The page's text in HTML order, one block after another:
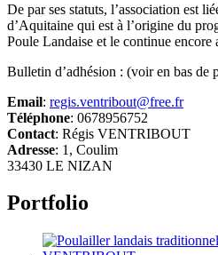
De par ses statuts, l’association est
d’Aquitaine qui est à l’origine du
Poule Landaise et le continue encore
Bulletin d’adhésion : (voir en bas de
Email: regis.ventribout@free.fr
Téléphone: 0678956752
Contact: Régis VENTRIBOUT
Adresse: 1, Coulim
33430 LE NIZAN
Portfolio